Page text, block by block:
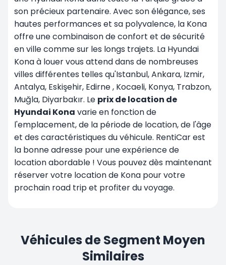
son précieux partenaire. Avec son élégance, ses
hautes performances et sa polyvalence, la Kona
offre une combinaison de confort et de sécurité
en ville comme sur les longs trajets. La Hyundai
Kona à louer vous attend dans de nombreuses
villes différentes telles qu'Istanbul,Ankara, Izmir,
Antalya, Eskişehir, Edirne, Kocaeli, Konya, Trabzon,
Muğla, Diyarbakır. Le prix de location de
Hyundai Kona varie en fonction de
l'emplacement, de la période de location, de l'âge
et des caractéristiques du véhicule. RentiCar est
la bonne adresse pour une expérience de
location abordable ! Vous pouvez dès maintenant
réserver votre location de Kona pour votre
prochain road trip et profiter du voyage.
Véhicules de Segment Moyen
Similaires